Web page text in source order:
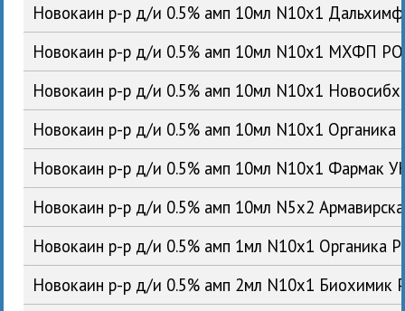
Новокаин р-р д/и 0.5% амп 10мл N10x1
Новокаин р-р д/и 0.5% амп 10мл N10x1 МХФП
Новокаин р-р д/и 0.5% амп 10мл N10x1
Новокаин р-р д/и 0.5% амп 10мл N10x1
Новокаин р-р д/и 0.5% амп 10мл N10x1 Фармак
Новокаин р-р д/и 0.5% амп 10мл N5x2
Новокаин р-р д/и 0.5% амп 1мл N10x1 Органика
Новокаин р-р д/и 0.5% амп 2мл N10x1 Биохимик